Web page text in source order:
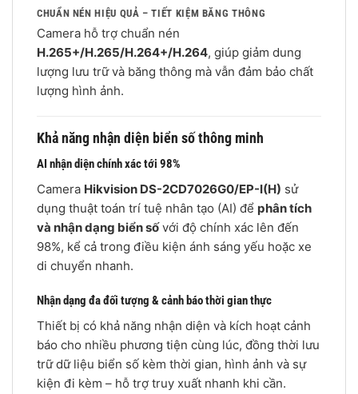
CHUẨN NÉN HIỆU QUẢ – TIẾT KIỆM BĂNG THÔNG
Camera hỗ trợ chuẩn nén
H.265+/H.265/H.264+/H.264, giúp giảm dung
lượng lưu trữ và băng thông mà vẫn đảm bảo chất
lượng hình ảnh.
Khả năng nhận diện biển số thông minh
AI nhận diện chính xác tới 98%
Camera Hikvision DS-2CD7026G0/EP-I(H) sử
dụng thuật toán trí tuệ nhân tạo (AI) để phân tích
và nhận dạng biển sốvới độ chính xác lên đến
98%, kể cả trong điều kiện ánh sáng yếu hoặc xe
di chuyển nhanh.
Nhận dạng đa đối tượng & cảnh báo thời gian thực
Thiết bị có khả năng nhận diện và kích hoạt cảnh
báo cho nhiều phương tiện cùng lúc, đồng thời lưu
trữ dữ liệu biển số kèm thời gian, hình ảnh và sự
kiện đi kèm – hỗ trợ truy xuất nhanh khi cần.